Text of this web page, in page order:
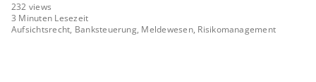
232 views
3 Minuten Lesezeit
Aufsichtsrecht, Banksteuerung, Meldewesen, Risikomanagement